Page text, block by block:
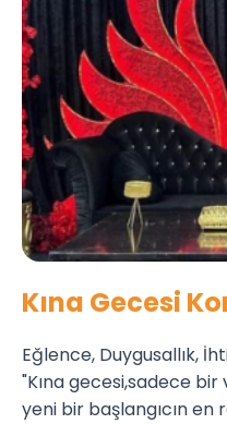
Kına Gecesi
Eğlence, Duygusallık,
"Kına gecesi,sadece
yeni bir başlangıcın en